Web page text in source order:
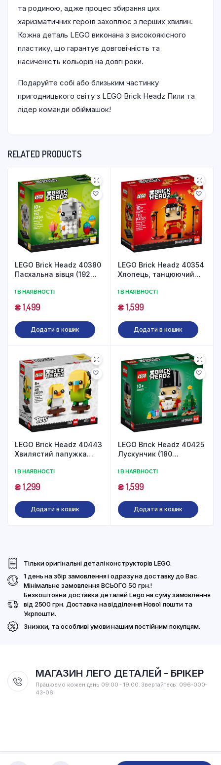
та родиною, адже процес збирання цих
харизматичних героїв захоплює з перших хвилин.
Кожна деталь LEGO виконана з високоякісного
пластику, що гарантує довговічність та
насиченість кольорів на довгі роки.
Подаруйте собі або близьким частинку
пригодницького світу з LEGO Brick Headz Пили та
лідер команди обіймашок!
RELATED PRODUCTS
LEGO Brick Headz 40380
Пасхальна вівця (192
1 В НАЯВНОСТІ
₴1,499
Додати в кошик
LEGO Brick Headz 40354
Хлопець, танцюючий
1 В НАЯВНОСТІ
₴1,599
Додати в кошик
LEGO Brick Headz 40443
Хвилястий папужка
1 В НАЯВНОСТІ
₴1,299
Додати в кошик
LEGO Brick Headz 40425
Лускунчик (180
1 В НАЯВНОСТІ
₴1,599
Додати в кошик
Тільки оригінальні деталі конструкторів LEGO.
1 день на збір замовлення і одразу на доставку до Вас.
Мінімальне замовлення ВСЬОГО 50 грн.!
Безкоштовна доставка деталей Lego на суму замовлення
від 2500 грн. Доставка на відділення Нової пошти та
Укрпошти.
Знижки, та особливі умови нашим постійним покупцям.
МАГАЗИН ЛЕГО ДЕТАЛЕЙ - БРІКЕР
Працюємо кожен день 09:00 - 19:00. Звертайтесь: 096-000-
43-06